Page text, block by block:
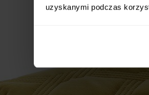
uzyskanymi podczas